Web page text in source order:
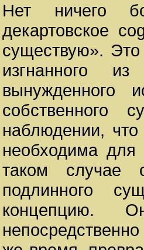
Нет ничего
декартовское
существую». Это
изгнанного
вынужденного
собственного
наблюдении,
необходима для
таком случае
подлинного
концепцию.